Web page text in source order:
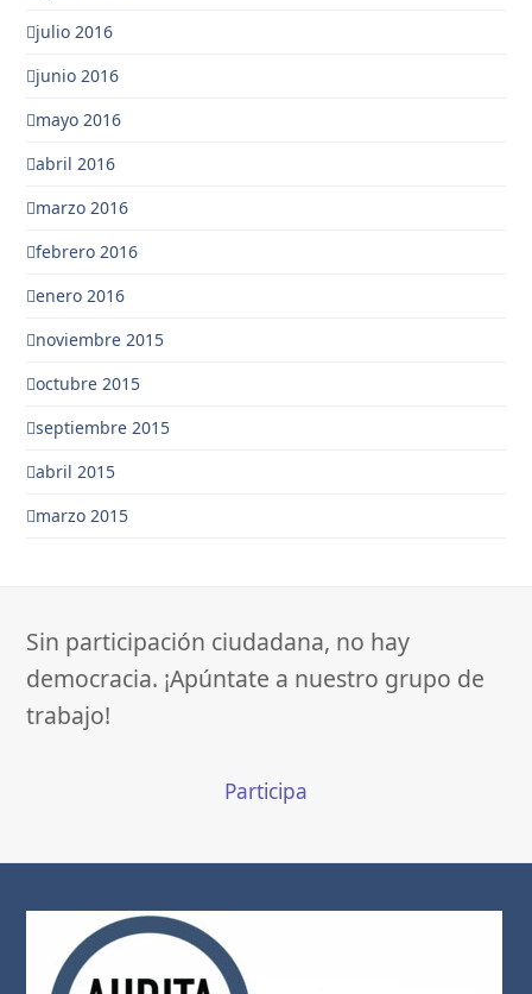
julio 2016
junio 2016
mayo 2016
abril 2016
marzo 2016
febrero 2016
enero 2016
noviembre 2015
octubre 2015
septiembre 2015
abril 2015
marzo 2015
Sin participación ciudadana, no hay
democracia. ¡Apúntate a nuestro grupo de
trabajo!
Participa